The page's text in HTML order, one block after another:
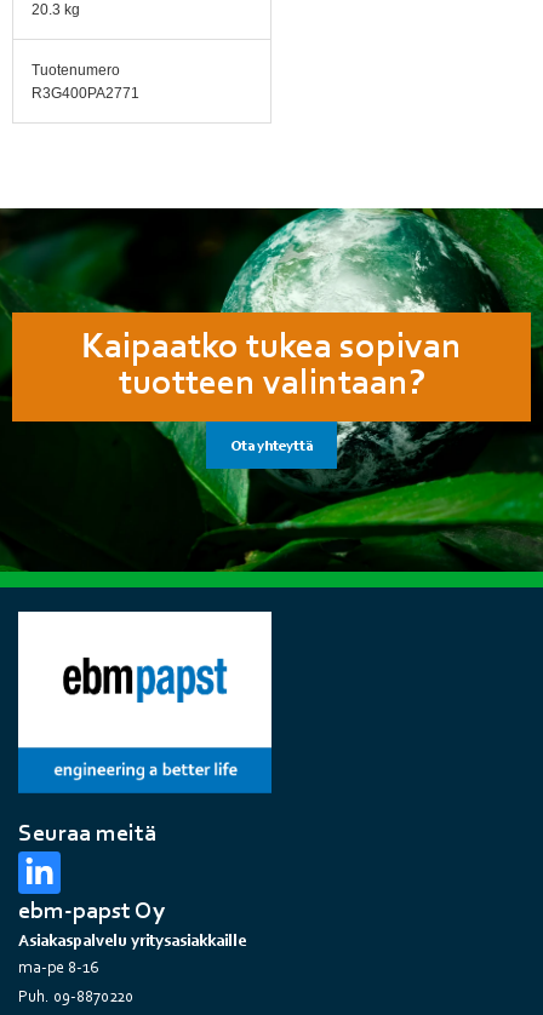
20.3 kg
Tuotenumero
R3G400PA2771
Kaipaatko tukea sopivan
tuotteen valintaan?
Ota yhteyttä
Seuraa meitä
ebm-papst Oy
Asiakaspalvelu yritysasiakkaille
ma-pe 8-16
Puh. 09-8870220